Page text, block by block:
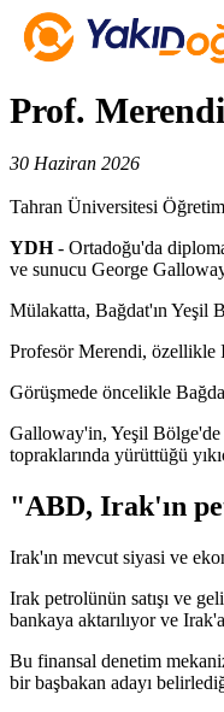
Prof.
30 Haziran 2026
Tahran Üniversitesi
YDH- Ortadoğu'da
ve sunucu George
Mülakatta, Bağdat'ın Yeşil
Profesör Merendi, özellikle
Görüşmede öncelikle
Galloway'in, Yeşil Bölge'de
topraklarında yürüttüğü
"ABD, Irak'ın
Irak'ın mevcut siyasi ve
Irak petrolünün satışı ve
bankaya aktarılıyor ve
Bu finansal denetim
bir başbakan adayı